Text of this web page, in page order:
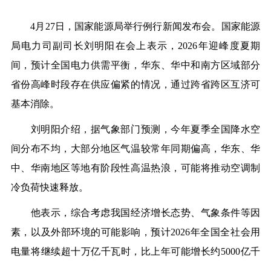
4月27日，国家能源局举行例行新闻发布会。国家能源
局电力司副司长刘明阳在会上表示，2026年迎峰度夏期
间，预计全国电力供需平衡，华东、华中和南方区域部分
省份高峰时段存在供应偏紧的情况，通过跨省跨区互济可
基本消除。
刘明阳介绍，据气象部门预测，今年夏季全国降水空
间分布不均，大部分地区气温较常年同期偏高，华东、华
中、华南地区等地有阶段性高温热浪，可能将推动空调制
冷负荷快速释放。
他表示，综合考虑我国经济增长态势、气象条件等因
素，以及外部环境的可能影响，预计2026年全国全社会用
电量将继续超十万亿千瓦时，比上年可能增长约5000亿千